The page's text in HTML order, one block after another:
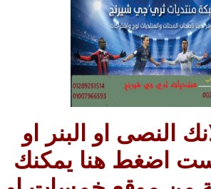
النصى او البنر او
اضغط هنا يمكنك